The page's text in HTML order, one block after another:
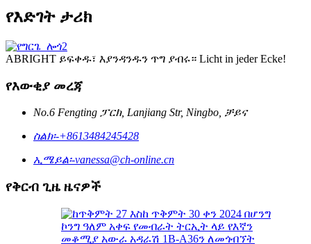
የእድገት ታሪክ
ABRIGHT ይፍቀዱ፣ እያንዳንዱን ጥግ ያብሩ። Licht in jeder Ecke!
የእውቂያ መረጃ
No.6 Fengting ፓርክ, Lanjiang Str, Ningbo, ቻይና
ስልክ፡-+8613484245428
ኢሜይል፡-vanessa@ch-online.cn
የቅርብ ጊዜ ዜናዎች